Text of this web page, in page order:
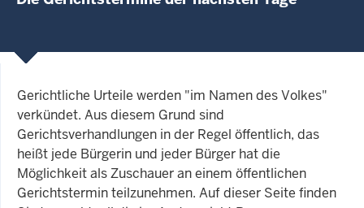
Gerichtliche Urteile werden "im Namen des Volkes"
verkündet. Aus diesem Grund sind
Gerichtsverhandlungen in der Regel öffentlich, das
heißt jede Bürgerin und jeder Bürger hat die
Möglichkeit als Zuschauer an einem öffentlichen
Gerichtstermin teilzunehmen. Auf dieser Seite finden